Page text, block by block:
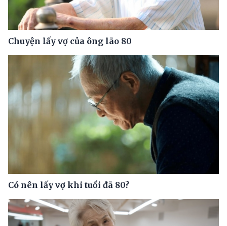
Chuyện lấy vợ của ông lão 80
Có nên lấy vợ khi tuổi đã 80?